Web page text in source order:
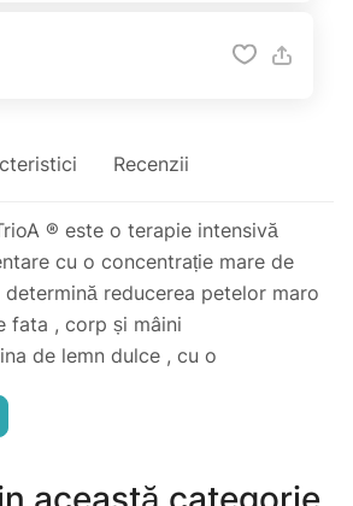
Recenzii
® este o terapie intensivă
cu o concentrație mare de
reducerea petelor maro
fata , corp și mâini
de lemn dulce , cu o
de sinteza melaninei
celulelor pigmentate